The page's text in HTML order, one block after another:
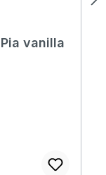
vanilla